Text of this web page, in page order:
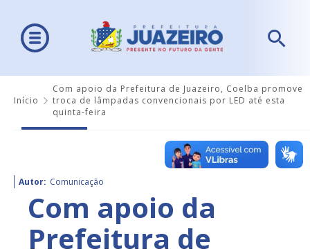
Início
Com apoio da Prefeitura de Juazeiro, Coelba promove
troca de lâmpadas convencionais por LED até esta
quinta-feira
Autor: Comunicação
Com apoio da
Prefeitura de